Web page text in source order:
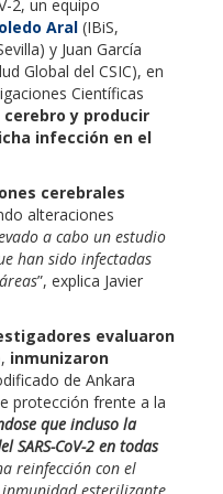
2, un equipo
Aral (IBiS,
y Juan García
Global del CSIC), en
Científicas
y producir
infección en el
cerebrales
alteraciones
a cabo un estudio
han sido infectadas
”, explica Javier
evaluaron
inmunizaron
de Ankara
protección frente a la
que incluso la
SARS-CoV-2 en todas
reinfección con el
esterilizante